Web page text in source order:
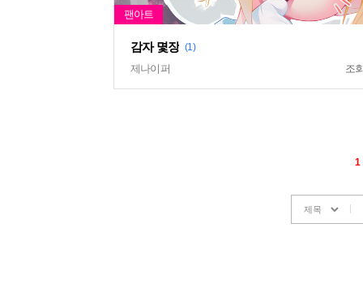
감자 몇장 (1)
제나이퍼 조
1